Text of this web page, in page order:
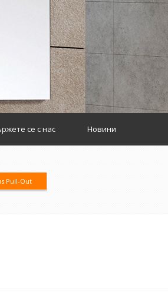
се с нас Новини
Pull-Out